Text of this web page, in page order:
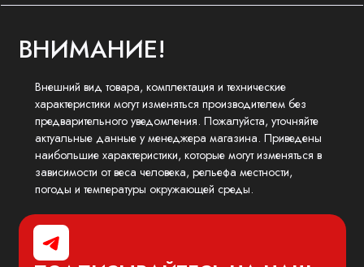
ВНИМАНИЕ!
Внешний вид товара, комплектация и технические
характеристики могут изменяться производителем без
предварительного уведомления. Пожалуйста, уточняйте
актуальные данные у менеджера магазина. Приведены
наибольшие характеристики, которые могут изменяться в
зависимости от веса человека, рельефа местности,
погоды и температуры окружающей среды.